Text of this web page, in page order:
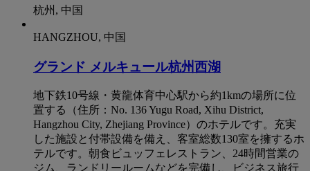
杭州, 中国
HANGZHOU, 中国
グランド メルキュール杭州西湖
地下鉄10号線・黄龍体育中心駅から約1kmの場所に位
置する（住所：No. 136 Yugu Road, Xihu District,
Hangzhou City, Zhejiang Province）のホテルです。充実
した施設と付帯設備を備え、客室総数130室を擁するホ
テルです。朝食ビュッフェレストラン、24時間営業の
ジム、ランドリールームなどを完備し、ビジネス旅行